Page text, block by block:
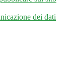
dei dati